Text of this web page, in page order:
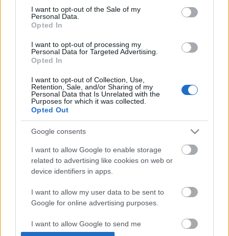
consent section.
I want to opt-out of the Sale of my
Personal Data.
Opted In
I want to opt-out of processing my
Personal Data for Targeted Advertising.
Opted In
I want to opt-out of Collection, Use,
Retention, Sale, and/or Sharing of my
Personal Data that Is Unrelated with the
Purposes for which it was collected.
Opted Out
Google consents
I want to allow Google to enable storage
related to advertising like cookies on web or
device identifiers in apps.
I want to allow my user data to be sent to
Google for online advertising purposes.
I want to allow Google to send me
personalized advertising.
ÉLETMÓD
Most akkor hízhatsz vagy fogyhatsz,
ha gyorsan eszel? Itt a válasz!
Címke túl gyors evés
Impresszum
Adatkezelési tájékoztató
Felhasználási feltételek
Előfizetés
Kapcsolat
RSS
Akadálymentesítési nyilatkozat
Süti beállítások